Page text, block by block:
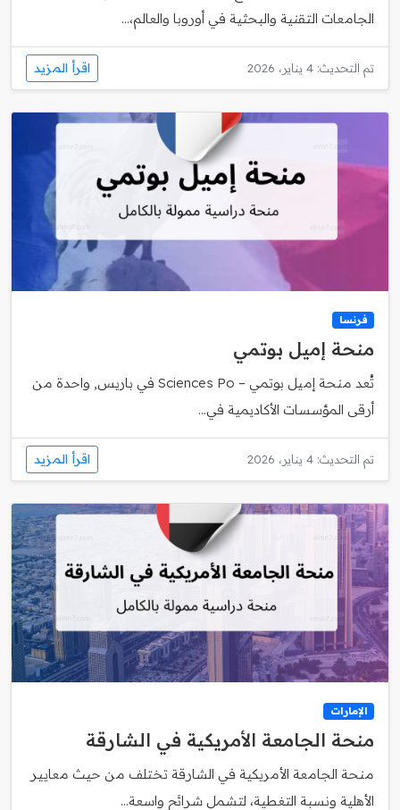
الجامعات التقنية والبحثية في أوروبا والعالم،...
تم التحديث: 4 يناير، 2026 اقرأ المزيد
فرنسا
منحة إميل بوتمي
تُعد منحة إميل بوتمي – Sciences Po في باريس, واحدة من
أرقى المؤسسات الأكاديمية في...
تم التحديث: 4 يناير، 2026 اقرأ المزيد
الإمارات
منحة الجامعة الأمريكية في الشارقة
منحة الجامعة الأمريكية في الشارقة تختلف من حيث معايير
الأهلية ونسبة التغطية، لتشمل شرائح واسعة...